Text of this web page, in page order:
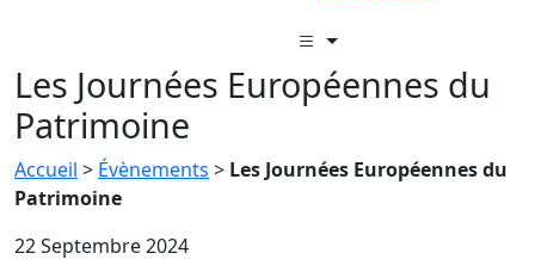
Les Journées Européennes du
Patrimoine
Accueil > Évènements > Les Journées Européennes du
Patrimoine
22 Septembre 2024